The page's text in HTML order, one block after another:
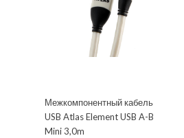
Межкомпонентный кабель
USB Atlas Element USB A-B
Mini 3,0m